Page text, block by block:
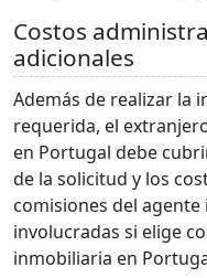
Costos
adicionales
Además de realizar la
requerida, el
en Portugal debe
de la solicitud y los
comisiones del
involucradas si elige
inmobiliaria en